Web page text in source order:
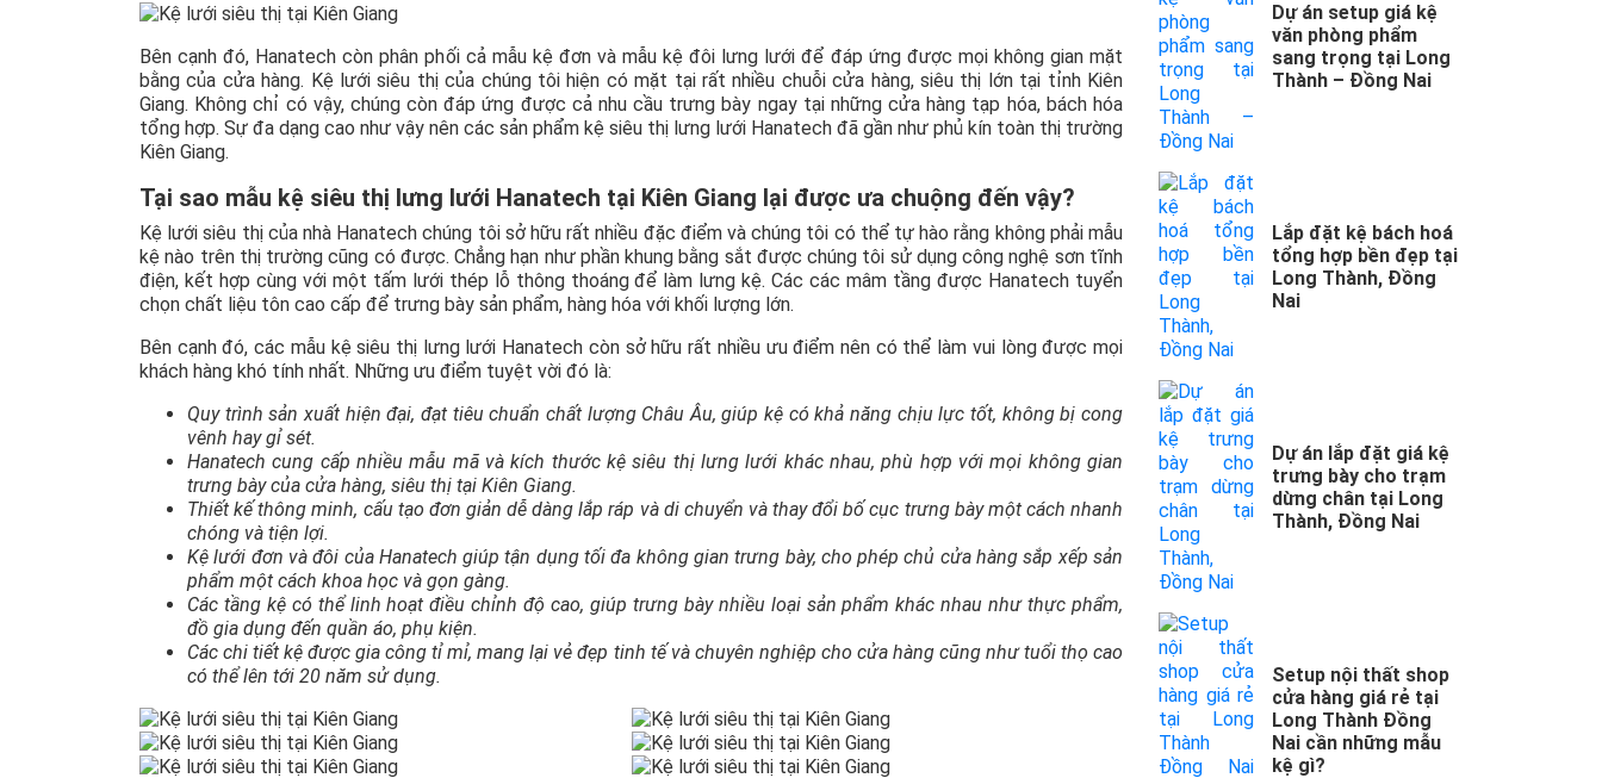
Bên cạnh đó, Hanatech còn phân phối cả mẫu kệ đơn và mẫu kệ đôi lưng lưới để đáp ứng được mọi không gian mặt
bằng của cửa hàng. Kệ lưới siêu thị của chúng tôi hiện có mặt tại rất nhiều chuỗi cửa hàng, siêu thị lớn tại tỉnh Kiên
Giang. Không chỉ có vậy, chúng còn đáp ứng được cả nhu cầu trưng bày ngay tại những cửa hàng tạp hóa, bách hóa
tổng hợp. Sự đa dạng cao như vậy nên các sản phẩm kệ siêu thị lưng lưới Hanatech đã gần như phủ kín toàn thị trường
Kiên Giang.
Tại sao mẫu kệ siêu thị lưng lưới Hanatech tại Kiên Giang lại được ưa chuộng đến vậy?
Kệ lưới siêu thị của nhà Hanatech chúng tôi sở hữu rất nhiều đặc điểm và chúng tôi có thể tự hào rằng không phải mẫu
kệ nào trên thị trường cũng có được. Chẳng hạn như phần khung bằng sắt được chúng tôi sử dụng công nghệ sơn tĩnh
điện, kết hợp cùng với một tấm lưới thép lỗ thông thoáng để làm lưng kệ. Các các mâm tầng được Hanatech tuyển
chọn chất liệu tôn cao cấp để trưng bày sản phẩm, hàng hóa với khối lượng lớn.
Bên cạnh đó, các mẫu kệ siêu thị lưng lưới Hanatech còn sở hữu rất nhiều ưu điểm nên có thể làm vui lòng được mọi
khách hàng khó tính nhất. Những ưu điểm tuyệt vời đó là:
Quy trình sản xuất hiện đại, đạt tiêu chuẩn chất lượng Châu Âu, giúp kệ có khả năng chịu lực tốt, không bị cong
vênh hay gỉ sét.
Hanatech cung cấp nhiều mẫu mã và kích thước kệ siêu thị lưng lưới khác nhau, phù hợp với mọi không gian
trưng bày của cửa hàng, siêu thị tại Kiên Giang.
Thiết kế thông minh, cấu tạo đơn giản dễ dàng lắp ráp và di chuyển và thay đổi bố cục trưng bày một cách nhanh
chóng và tiện lợi.
Kệ lưới đơn và đôi của Hanatech giúp tận dụng tối đa không gian trưng bày, cho phép chủ cửa hàng sắp xếp sản
phẩm một cách khoa học và gọn gàng.
Các tầng kệ có thể linh hoạt điều chỉnh độ cao, giúp trưng bày nhiều loại sản phẩm khác nhau như thực phẩm,
đồ gia dụng đến quần áo, phụ kiện.
Các chi tiết kệ được gia công tỉ mỉ, mang lại vẻ đẹp tinh tế và chuyên nghiệp cho cửa hàng cũng như tuổi thọ cao
có thể lên tới 20 năm sử dụng.
Dự án setup giá kệ
văn phòng phẩm
sang trọng tại Long
Thành – Đồng Nai
Lắp đặt kệ bách hoá
tổng hợp bền đẹp tại
Long Thành, Đồng
Nai
Dự án lắp đặt giá kệ
trưng bày cho trạm
dừng chân tại Long
Thành, Đồng Nai
Setup nội thất shop
cửa hàng giá rẻ tại
Long Thành Đồng
Nai cần những mẫu
kệ gì?